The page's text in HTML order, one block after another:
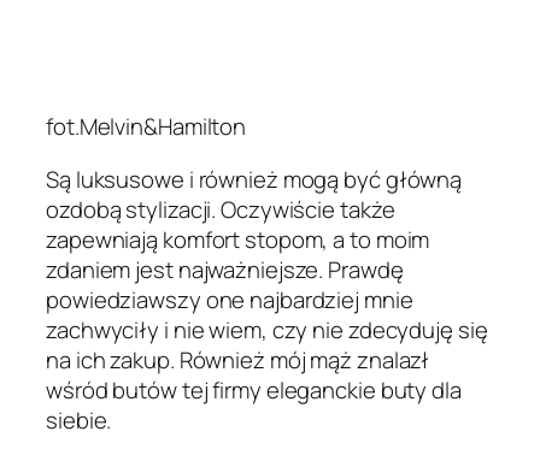
fot.Melvin&Hamilton
Są luksusowe i również mogą być główną
ozdobą stylizacji. Oczywiście także
zapewniają komfort stopom, a to moim
zdaniem jest najważniejsze. Prawdę
powiedziawszy one najbardziej mnie
zachwyciły i nie wiem, czy nie zdecyduję się
na ich zakup. Również mój mąż znalazł
wśród butów tej firmy eleganckie buty dla
siebie.